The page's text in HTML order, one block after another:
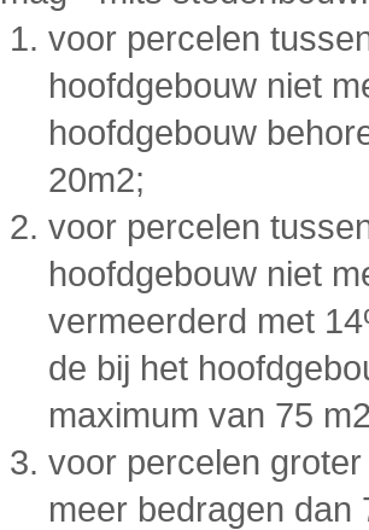
voor percelen
hoofdgebouw niet
hoofdgebouw
20m2;
voor percelen
hoofdgebouw niet
vermeerderd met
de bij het
maximum van 75
voor percelen
meer bedragen dan